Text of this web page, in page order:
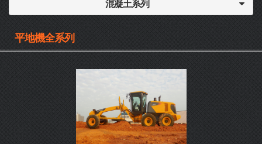
混凝土系列
平地機全系列